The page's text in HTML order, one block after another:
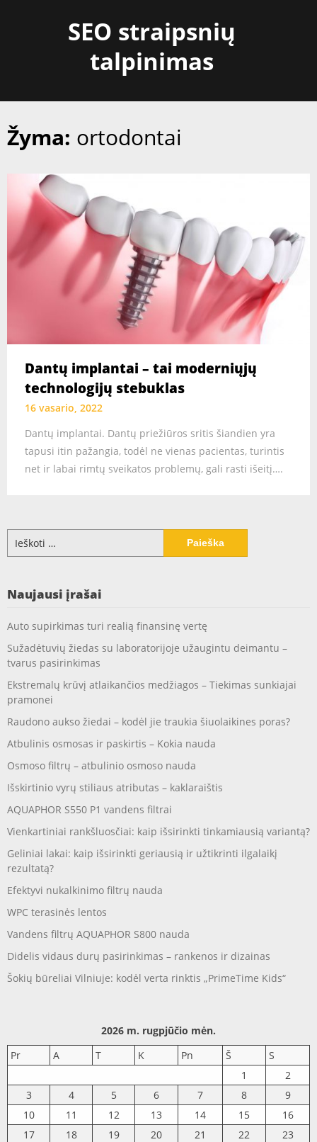
SEO straipsnių
talpinimas
Žyma: ortodontai
Dantų implantai – tai moderniųjų
technologijų stebuklas
16 vasario, 2022
Dantų implantai. Dantų priežiūros sritis šiandien yra
tapusi itin pažangia, todėl ne vienas pacientas, turintis
net ir labai rimtų sveikatos problemų, gali rasti išeitį….
Naujausi įrašai
Auto supirkimas turi realią finansinę vertę
Sužadėtuvių žiedas su laboratorijoje užaugintu deimantu –
tvarus pasirinkimas
Ekstremalų krūvį atlaikančios medžiagos – Tiekimas sunkiajai
pramonei
Raudono aukso žiedai – kodėl jie traukia šiuolaikines poras?
Atbulinis osmosas ir paskirtis – Kokia nauda
Osmoso filtrų – atbulinio osmoso nauda
Išskirtinio vyrų stiliaus atributas – kaklaraištis
AQUAPHOR S550 P1 vandens filtrai
Vienkartiniai rankšluosčiai: kaip išsirinkti tinkamiausią variantą?
Geliniai lakai: kaip išsirinkti geriausią ir užtikrinti ilgalaikį
rezultatą?
Efektyvi nukalkinimo filtrų nauda
WPC terasinės lentos
Vandens filtrų AQUAPHOR S800 nauda
Didelis vidaus durų pasirinkimas – rankenos ir dizainas
Šokių būreliai Vilniuje: kodėl verta rinktis „PrimeTime Kids“
2026 m. rugpjūčio mėn.
Pr
A T K Pn Š
S
1
2
3
4 5 6 7 8
9
10
11 12 13 14 15
16
17
18 19 20 21 22
23